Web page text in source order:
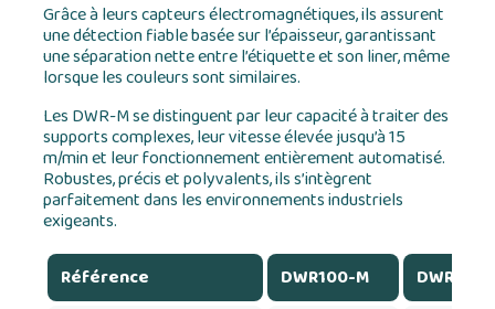
Grâce à leurs capteurs électromagnétiques, ils assurent
une détection fiable basée sur l’épaisseur, garantissant
une séparation nette entre l’étiquette et son liner, même
lorsque les couleurs sont similaires.
Les DWR-M se distinguent par leur capacité à traiter des
supports complexes, leur vitesse élevée jusqu’à 15
m/min et leur fonctionnement entièrement automatisé.
Robustes, précis et polyvalents, ils s’intègrent
parfaitement dans les environnements industriels
exigeants.
Référence DWR100-M